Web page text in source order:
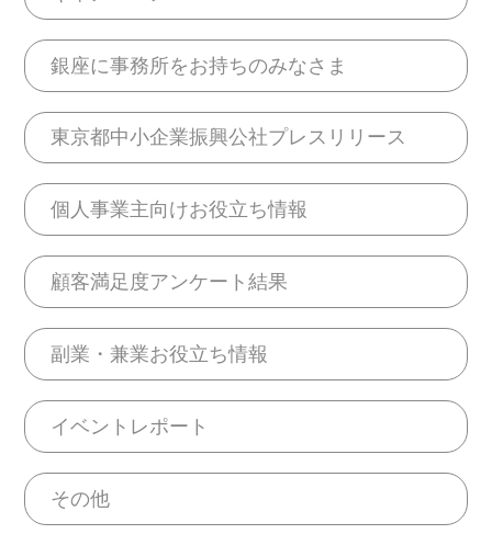
銀座に事務所をお持ちのみなさま
東京都中小企業振興公社プレスリリース
個人事業主向けお役立ち情報
顧客満足度アンケート結果
副業・兼業お役立ち情報
イベントレポート
その他